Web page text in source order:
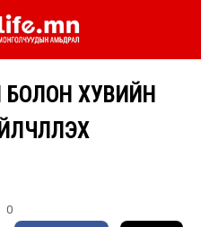
ХУВИЙН
0